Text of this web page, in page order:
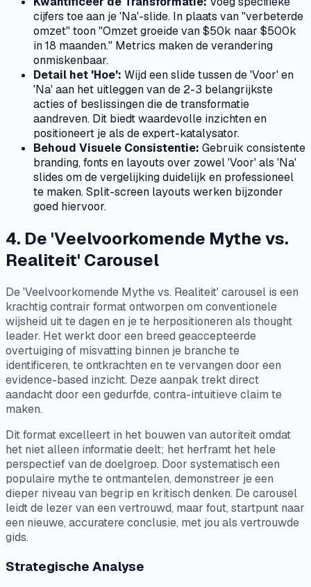
cijfers toe aan je 'Na'-slide. In plaats van "verbeterde
omzet" toon "Omzet groeide van $50k naar $500k
in 18 maanden." Metrics maken de verandering
onmiskenbaar.
Detail het 'Hoe': Wijd een slide tussen de 'Voor' en
'Na' aan het uitleggen van de 2-3 belangrijkste
acties of beslissingen die de transformatie
aandreven. Dit biedt waardevolle inzichten en
positioneert je als de expert-katalysator.
Behoud Visuele Consistentie: Gebruik consistente
branding, fonts en layouts over zowel 'Voor' als 'Na'
slides om de vergelijking duidelijk en professioneel
te maken. Split-screen layouts werken bijzonder
goed hiervoor.
4. De 'Veelvoorkomende Mythe vs.
Realiteit' Carousel
De 'Veelvoorkomende Mythe vs. Realiteit' carousel is een
krachtig contrair format ontworpen om conventionele
wijsheid uit te dagen en je te herpositioneren als thought
leader. Het werkt door een breed geaccepteerde
overtuiging of misvatting binnen je branche te
identificeren, te ontkrachten en te vervangen door een
evidence-based inzicht. Deze aanpak trekt direct
aandacht door een gedurfde, contra-intuitieve claim te
maken.
Dit format excelleert in het bouwen van autoriteit omdat
het niet alleen informatie deelt; het herframt het hele
perspectief van de doelgroep. Door systematisch een
populaire mythe te ontmantelen, demonstreer je een
dieper niveau van begrip en kritisch denken. De carousel
leidt de lezer van een vertrouwd, maar fout, startpunt naar
een nieuwe, accuratere conclusie, met jou als vertrouwde
gids.
Strategische Analyse